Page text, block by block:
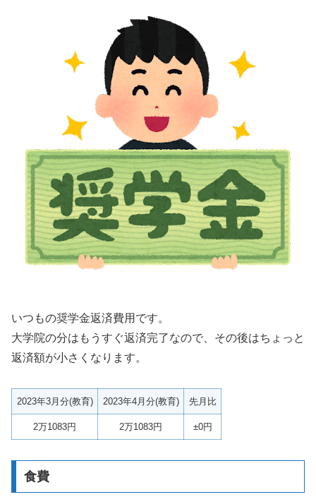
いつもの奨学金返済費用です。
大学院の分はもうすぐ返済完了なので、その後はちょっと
返済額が小さくなります。
2023年3月分(教育) 2023年4月分(教育) 先月比
2万1083円 2万1083円 ±0円
食費